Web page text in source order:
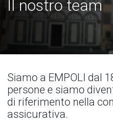
Il nostro team
Siamo a EMPOLI dal
persone e siamo
di riferimento nella
assicurativa.